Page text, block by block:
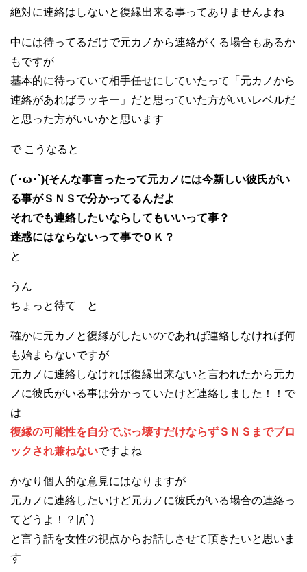
絶対に連絡はしないと復縁出来る事ってありませんよね
中には待ってるだけで元カノから連絡がくる場合もあるか
もですが
基本的に待っていて相手任せにしていたって「元カノから
連絡があればラッキー」だと思っていた方がいいレベルだ
と思った方がいいかと思います
で こうなると
(´･ω･`){そんな事言ったって元カノには今新しい彼氏がい
る事がＳＮＳで分かってるんだよ
それでも連絡したいならしてもいいって事？
迷惑にはならないって事でＯＫ？
と
うん
ちょっと待て と
確かに元カノと復縁がしたいのであれば連絡しなければ何
も始まらないですが
元カノに連絡しなければ復縁出来ないと言われたから元カ
ノに彼氏がいる事は分かっていたけど連絡しました！！で
は
復縁の可能性を自分でぶっ壊すだけならずＳＮＳまでブロ
ックされ兼ねないですよね
かなり個人的な意見にはなりますが
元カノに連絡したいけど元カノに彼氏がいる場合の連絡っ
てどうよ！？|дﾟ)
と言う話を女性の視点からお話しさせて頂きたいと思いま
す